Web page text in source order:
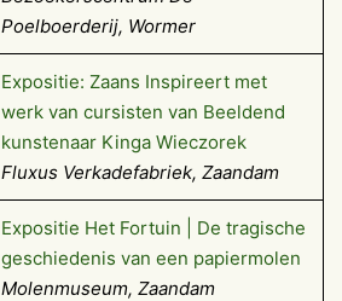
Poelboerderij, Wormer
Expositie: Zaans Inspireert met
werk van cursisten van Beeldend
kunstenaar Kinga Wieczorek
Fluxus Verkadefabriek, Zaandam
Expositie Het Fortuin | De tragische
geschiedenis van een papiermolen
Molenmuseum, Zaandam